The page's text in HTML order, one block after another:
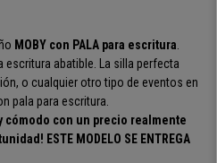
MOBY con PALA para escritura
escritura abatible. La silla perfecta
o cualquier otro tipo de eventos en
pala para escritura.
cómodo con un precio realmente
ESTE MODELO SE ENTREGA